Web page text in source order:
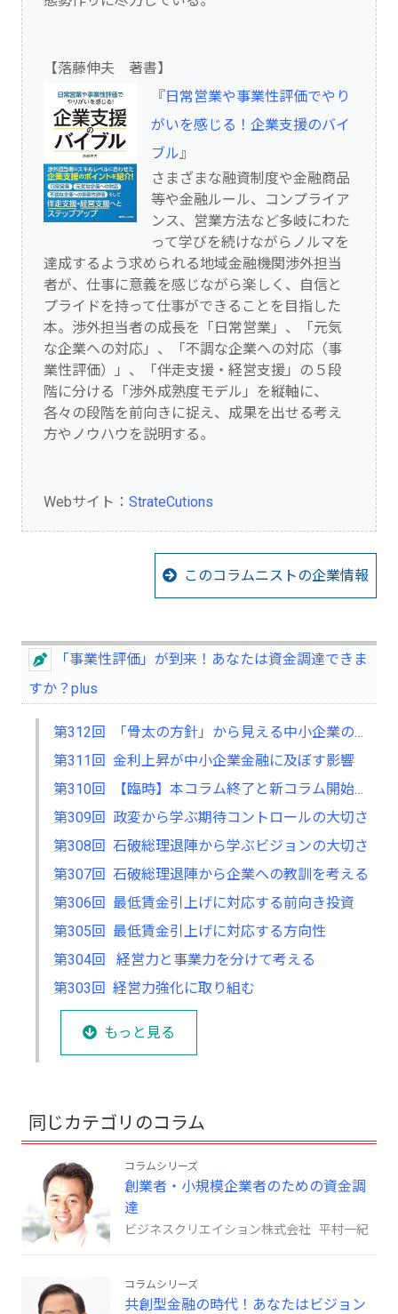
【落藤伸夫 著書】
『日常営業や事業性評価でやり
がいを感じる！企業支援のバイ
ブル 』
さまざまな融資制度や金融商品
等や金融ルール、コンプライア
ンス、営業方法など多岐にわた
って学びを続けながらノルマを
達成するよう求められる地域金融機関渉外担当
者が、仕事に意義を感じながら楽しく、自信と
プライドを持って仕事ができることを目指した
本。渉外担当者の成長を「日常営業」、「元気
な企業への対応」、「不調な企業への対応（事
業性評価）」、「伴走支援・経営支援」の５段
階に分ける「渉外成熟度モデル」を縦軸に、
各々の段階を前向きに捉え、成果を出せる考え
方やノウハウを説明する。
Webサイト： StrateCutions
このコラムニストの企業情報
「事業性評価」が到来！あなたは資金調達できま
すか？plus
第311回 金利上昇が中小企業金融に及ぼす影響
第309回 政変から学ぶ期待コントロールの大切さ
第308回 石破総理退陣から学ぶビジョンの大切さ
第307回 石破総理退陣から企業への教訓を考える
第306回 最低賃金引上げに対応する前向き投資
第305回 最低賃金引上げに対応する方向性
第304回 経営力と事業力を分けて考える
第303回 経営力強化に取り組む
もっと見る
同じカテゴリのコラム
コラムシリーズ
創業者・小規模企業者のための資金調
達
ビジネスクリエイション株式会社 平村一紀
コラムシリーズ
共創型金融の時代！あなたはビジョン